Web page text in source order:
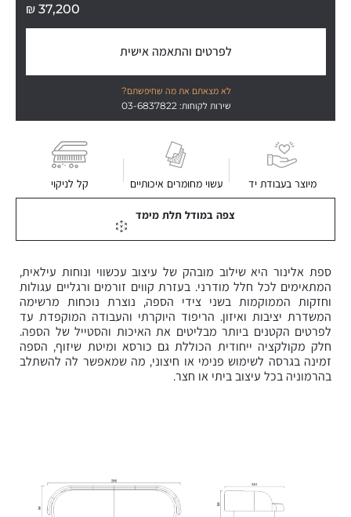
מיוצר בעבודת יד עשוי מחומרים איכותיים קל לניקוי
37,200
₪
לפרטים והתאמה אישית
לא מצאתם את מה שחיפשתם?
שירות לקוחות: 03-6837822
צפה במודל תלת מימד
ספת אלינור היא שילוב מובהק של עיצוב עכשווי ונוחות עילאית,
המתאימים לכל חלל מודרני. בעזרת קווים זורמים ורגליים עגולות
וחזקות הממוקמות בשני צידי הספה, נוצרת נוכחות מרשימה
המשדרת יציבות ואיזון. הריפוד היוקרתי והעבודה המוקפדת עד
לפרטים הקטנים ביותר מבליטים את האיכות והסטייל של הספה.
חלק מקולקציה ייחודית הכוללת גם כורסא ומיטת שיזוף, הספה
זמינה בגרסה לשימוש פנימי או חיצוני, מה שמאפשר לה להשתלב
בהרמוניה בכל עיצוב ביתי או חצר.